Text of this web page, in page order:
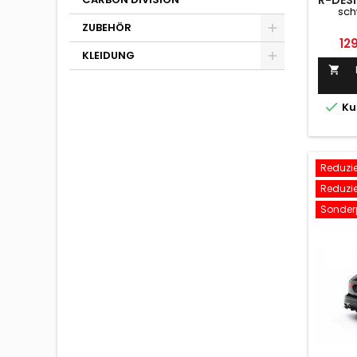
ZUBEHÖR
KLEIDUNG

